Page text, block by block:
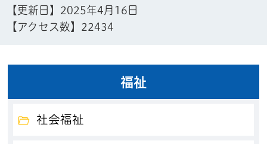
【更新日】 2025年4月16日
【アクセス数】 22434
福祉
社会福祉